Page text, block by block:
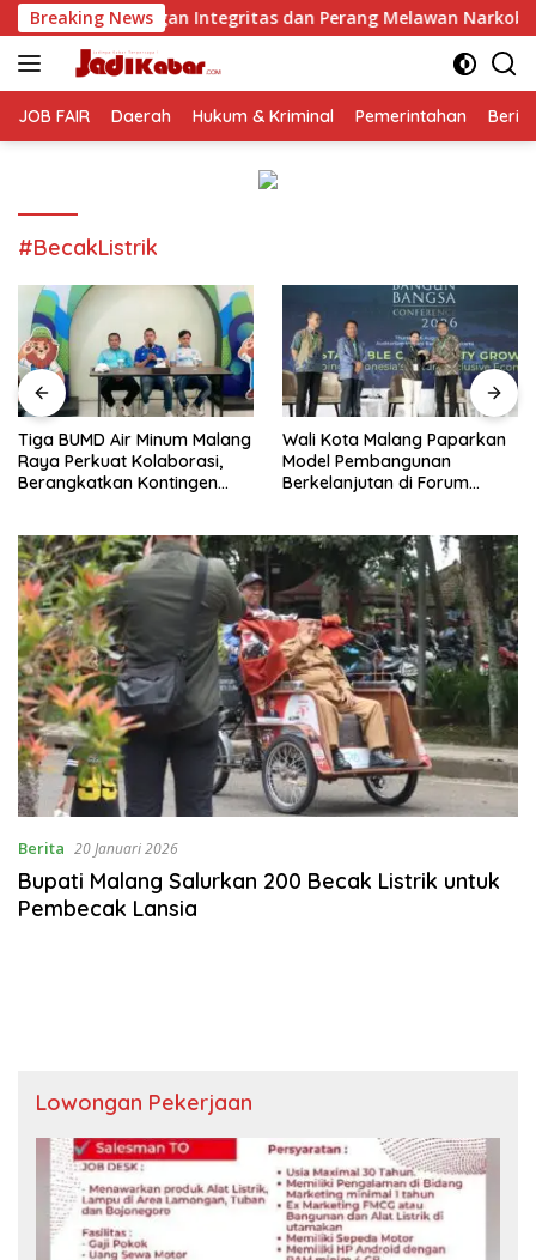
Langsung
ke
konten
Breaking News
dan Perang Melawan Narkoba Tiga BUMD
JOB FAIR Daerah Hukum & Kriminal Pemerintahan
#BecakListrik
Tiga BUMD Air Minum Malang
Raya Perkuat Kolaborasi,
Berangkatkan Kontingen
Wali Kota Malang Paparkan
Model Pembangunan
Berkelanjutan di Forum
Berita 20 Januari 2026
Bupati Malang Salurkan 200 Becak Listrik untuk
Pembecak Lansia
Lowongan Pekerjaan